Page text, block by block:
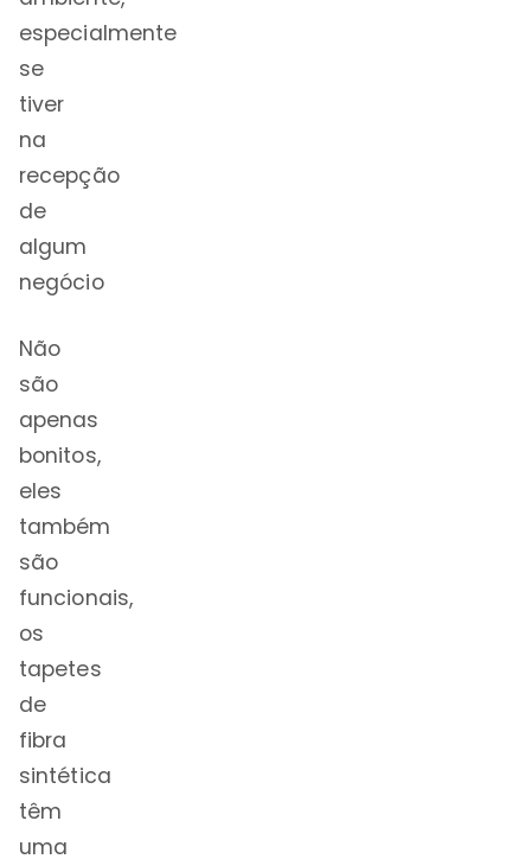
especialmente
se
tiver
na
recepção
de
algum
negócio
Não
são
apenas
bonitos,
eles
também
são
funcionais,
os
tapetes
de
fibra
sintética
têm
uma